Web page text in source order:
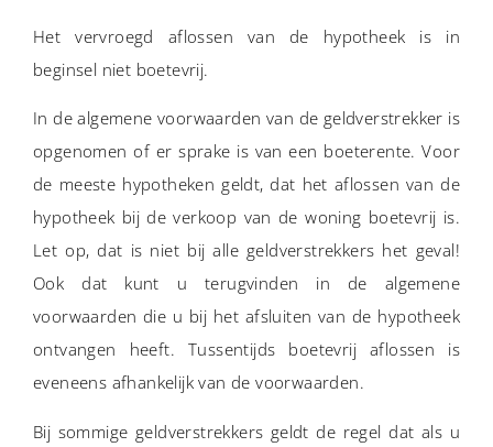
Het vervroegd aflossen van de hypotheek is in
beginsel niet boetevrij.
In de algemene voorwaarden van de geldverstrekker is
opgenomen of er sprake is van een boeterente. Voor
de meeste hypotheken geldt, dat het aflossen van de
hypotheek bij de verkoop van de woning boetevrij is.
Let op, dat is niet bij alle geldverstrekkers het geval!
Ook dat kunt u terugvinden in de algemene
voorwaarden die u bij het afsluiten van de hypotheek
ontvangen heeft. Tussentijds boetevrij aflossen is
eveneens afhankelijk van de voorwaarden.
Bij sommige geldverstrekkers geldt de regel dat als u